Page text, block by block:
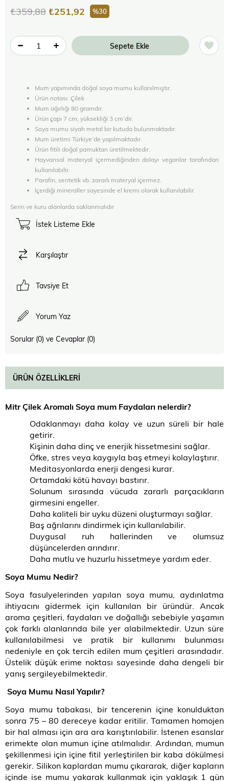
₺359,88 ₺251,92 30
Mum yapımında doğal soya mumu kullanılmıştır.
Ürün notası: Çilek
Mum ağırlığı 80 gramdır.
Ürün çapı 7 cm, yüksekliği 3 cm’dir.
Soya mumu siyah metal bir kutuda bulunmaktadır.
Mum üretimi Türkiye’de yapılmaktadır.
Ürün fitili doğal pamuktan üretilmektedir.
Hayvansal materyal içermediğinden dolayı veganlar tarafından
kullanılabilir.
Parafin, sentetik vb. zararlı materyal içermez.
İçerdiği mineraller sayesinde el kremi olarak kullanılabilir.
Serin ve kuru alanlarda saklanmalıdır
İstek Listeme Ekle
Karşılaştır
Tavsiye Et
Yorum Yaz
Sorular (0) ve Cevaplar (0)
ÜRÜN ÖZELLIKLERI
Mitr Çilek Aromalı Soya mum Faydaları nelerdir?
Odaklanmayı daha kolay ve uzun süreli bir hale
getirir.
Kişinin daha dinç ve enerjik hissetmesini sağlar.
Öfke, stres veya kaygıyla baş etmeyi kolaylaştırır.
Meditasyonlarda enerji dengesi kurar.
Ortamdaki kötü havayı bastırır.
Solunum sırasında vücuda zararlı parçacıkların
girmesini engeller.
Daha kaliteli bir uyku düzeni oluşturmayı sağlar.
Baş ağrılarını dindirmek için kullanılabilir.
Duygusal ruh hallerinden ve olumsuz
düşüncelerden arındırır.
Daha mutlu ve huzurlu hissetmeye yardım eder.
Soya Mumu Nedir?
Soya fasulyelerinden yapılan soya mumu, aydınlatma
ihtiyacını gidermek için kullanılan bir üründür. Ancak
aroma çeşitleri, faydaları ve doğallığı sebebiyle yaşamın
çok farklı alanlarında bile yer alabilmektedir. Uzun süre
kullanılabilmesi ve pratik bir kullanımı bulunması
nedeniyle en çok tercih edilen mum çeşitleri arasındadır.
Üstelik düşük erime noktası sayesinde daha dengeli bir
yanış sergileyebilmektedir.
Soya Mumu Nasıl Yapılır?
Soya mumu tabakası, bir tencerenin içine konulduktan
sonra 75 – 80 dereceye kadar eritilir. Tamamen homojen
bir hal alması için ara ara karıştırılabilir. İstenen esanslar
erimekte olan mumun içine atılmalıdır. Ardından, mumun
şekillenmesi için içine fitil yerleştirilen bir kaba dökülmesi
gerekir. Silikon kaplardan mumu çıkararak, diğer kapların
içinde ise mumu yakarak kullanmak için yaklaşık 1 gün